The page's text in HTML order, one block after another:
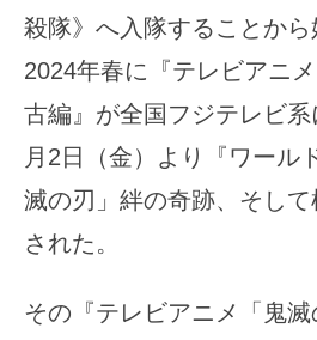
殺隊》へ入隊することから
2024年春に『テレビアニ
古編』が全国フジテレビ
月2日（金）より『ワール
滅の刃」絆の奇跡、そし
された。
その『テレビアニメ「鬼滅